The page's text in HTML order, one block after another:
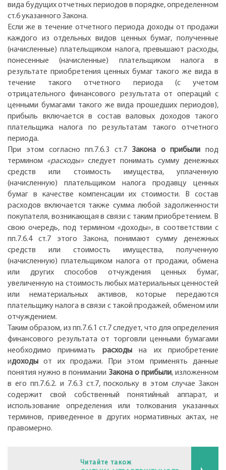
вида будущих отчетных периодов в порядке, определенном
ст.6 указанного Закона.
Если же в течение отчетного периода доходы от продажи
каждого из отдельных видов ценных бумаг, полученные
(начисленные) плательщиком налога, превышают расходы,
понесенные (начисленные) плательщиком налога в
результате приобретения ценных бумаг такого же вида в
течение такого отчетного периода (с учетом
отрицательного финансового результата от операций с
ценными бумагами такого же вида прошедших периодов),
прибыль включается в состав валовых доходов такого
плательщика налога по результатам такого отчетного
периода.
При этом согласно пп.7.6.3 ст.7 Закона о прибыли под
термином «расходы» следует понимать сумму денежных
средств или стоимость имущества, уплаченную
(начисленную) плательщиком налога продавцу ценных
бумаг в качестве компенсации их стоимости. В состав
расходов включается также сумма любой задолженности
покупателя, возникающая в связи с таким приобретением. В
свою очередь, под термином «доходы», в соответствии с
пп.7.6.4 ст.7 этого Закона, понимают сумму денежных
средств или стоимость имущества, полученную
(начисленную) плательщиком налога от продажи, обмена
или других способов отчуждения ценных бумаг,
увеличенную на стоимость любых материальных ценностей
или нематериальных активов, которые передаются
плательщику налога в связи с такой продажей, обменом или
отчуждением.
Таким образом, из пп.7.6.1 ст.7 следует, что для определения
финансового результата от торговли ценными бумагами
необходимо принимать расходына их приобретение
идоходы от их продажи. При этом применять данные
понятия нужно в понимании Закона о прибыли, изложенном
в его пп.7.6.2. и 7.6.3 ст.7, поскольку в этом случае Закон
содержит свой собственный понятийный аппарат, и
использование определения или толкования указанных
терминов, приведенное в других нормативных актах, не
правомерно.
Читайте також